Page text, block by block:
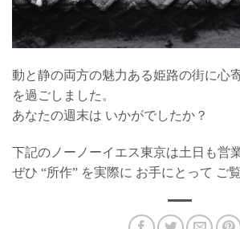
動と静の両方の魅力ある姫路の街に心
を過ごしました。
あなたの週末は いかがでしたか？
下記のノーノーイエス東京は土日も営
ぜひ “所作” を実際に お手にとって ご